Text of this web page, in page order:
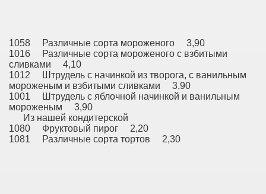
1058 Различные сорта мороженого 3,90
1016 Различные сорта мороженого с взбитыми
сливками 4,10
1012 Штрудель с начинкой из творога, с ванильным
мороженым и взбитыми сливками 3,90
1001 Штрудель с яблочной начинкой и ванильным
мороженым 3,90
Из нашей кондитерской
1080 Фруктовый пирог 2,20
1081 Различные сорта тортов 2,30